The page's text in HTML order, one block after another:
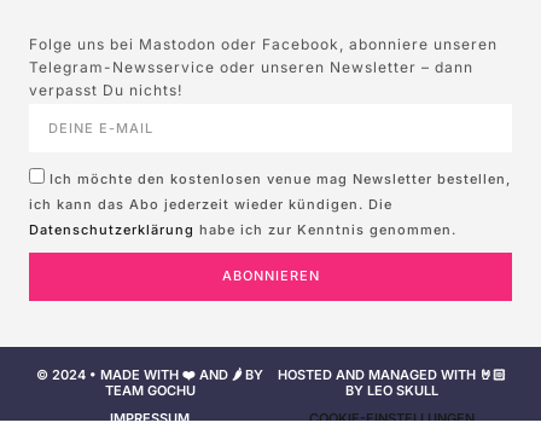
Folge uns bei Mastodon oder Facebook, abonniere unseren
Telegram-Newsservice oder unseren Newsletter – dann
verpasst Du nichts!
Ich möchte den kostenlosen venue mag Newsletter bestellen,
ich kann das Abo jederzeit wieder kündigen. Die
Datenschutzerklärung habe ich zur Kenntnis genommen.
ABONNIEREN
© 2024 • MADE WITH ❤️ AND 🌶️ BY
TEAM GOCHU
HOSTED AND MANAGED WITH 🤘🏻
BY LEO SKULL
IMPRESSUM
COOKIE-EINSTELLUNGEN